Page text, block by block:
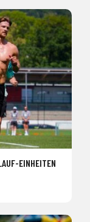
EINHEITEN